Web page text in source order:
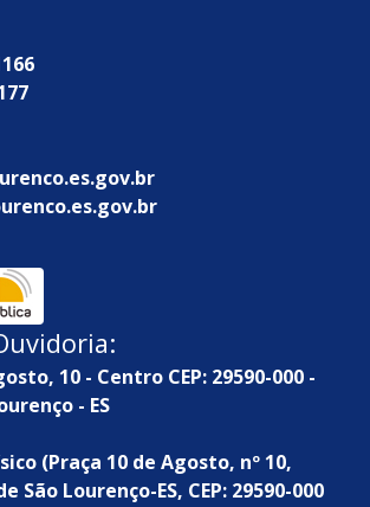
10 - Centro CEP: 29590-000 -
- ES
(Praça 10 de Agosto, nº 10,
São Lourenço-ES, CEP: 29590-000